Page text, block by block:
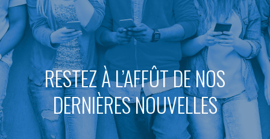
RESTEZ À L’AFFÛT DE NOS
DERNIÈRES NOUVELLES